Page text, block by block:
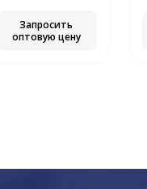
Запросить
оптовую цену